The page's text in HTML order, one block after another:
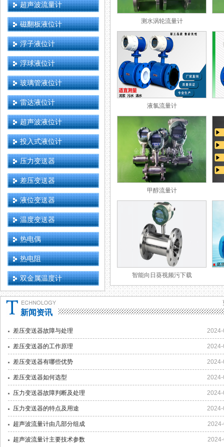
超声波流量计
磁翻板液位计
浮子液位计
浮球液位计
玻璃管液位计
雷达液位计
超声波液位计
投入式液位计
压力变送器
差压变送器
液位变送器
温度变送器
热电偶
热电阻
双金属温度计
测水涡轮流量计
液氯流量计
甲醇流量计
智能向日葵视频污下载
新闻资讯
差压变送器故障与处理
差压变送器的工作原理
差压变送器有哪些优势
差压变送器如何选型
压力变送器故障判断及处理
压力变送器的特点及用途
超声波流量计由几部分组成
超声波流量计主要技术参数